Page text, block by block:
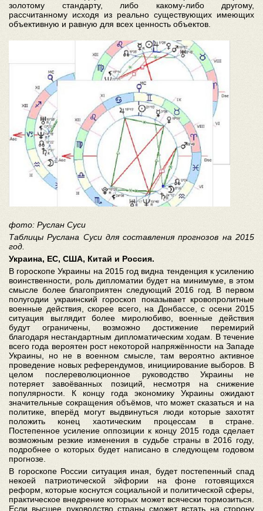
золотому стандарту, либо какому-либо другому,
рассчитанному исходя из реально существующих имеющих
объективную и равную для всех ценность объектов.
фото: Руслан Суси
Таблицы Руслана Суси для составления прогнозов на 2015
год.
Украина, ЕС, США, Китай и Россия.
В гороскопе Украины на 2015 год видна тенденция к усилению
воинственности, роль дипломатии будет на минимуме, в этом
смысле более благоприятен следующий 2016 год. В первом
полугодии украинский гороскоп показывает кровопролитные
военные действия, скорее всего, на Донбассе, с осени 2015
ситуация выглядит более миролюбиво, военные действия
будут ограничены, возможно достижение перемирий
благодаря нестандартным дипломатическим ходам. В течение
всего года вероятен рост некоторой напряжённости на Западе
Украины, но не в военном смысле, там вероятно активное
проведение новых референдумов, инициирование выборов. В
целом послереволюционное руководство Украины не
потеряет завоёванных позиций, несмотря на снижение
популярности. К концу года экономику Украины ожидают
значительные сокращения объёмов, что может сказаться и на
политике, вперёд могут выдвинуться люди которые захотят
положить конец хаотическим процессам в стране.
Постепенное усиление оппозиции к концу 2015 года сделает
возможным резкие изменения в судьбе страны в 2016 году,
подробнее о которых будет написано в следующем годовом
прогнозе.
В гороскопе России ситуация иная, будет постепенный спад
некоей патриотической эйфории на фоне готовящихся
реформ, которые коснутся социальной и политической сферы,
практическое внедрение которых может всячески тормозиться.
Если высшее руководство страны сможет встать на сторону